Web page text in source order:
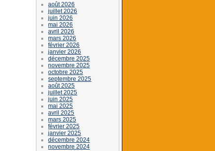
août 2026
juillet 2026
juin 2026
mai 2026
avril 2026
mars 2026
février 2026
janvier 2026
décembre 2025
novembre 2025
octobre 2025
septembre 2025
août 2025
juillet 2025
juin 2025
mai 2025
avril 2025
mars 2025
février 2025
janvier 2025
décembre 2024
novembre 2024